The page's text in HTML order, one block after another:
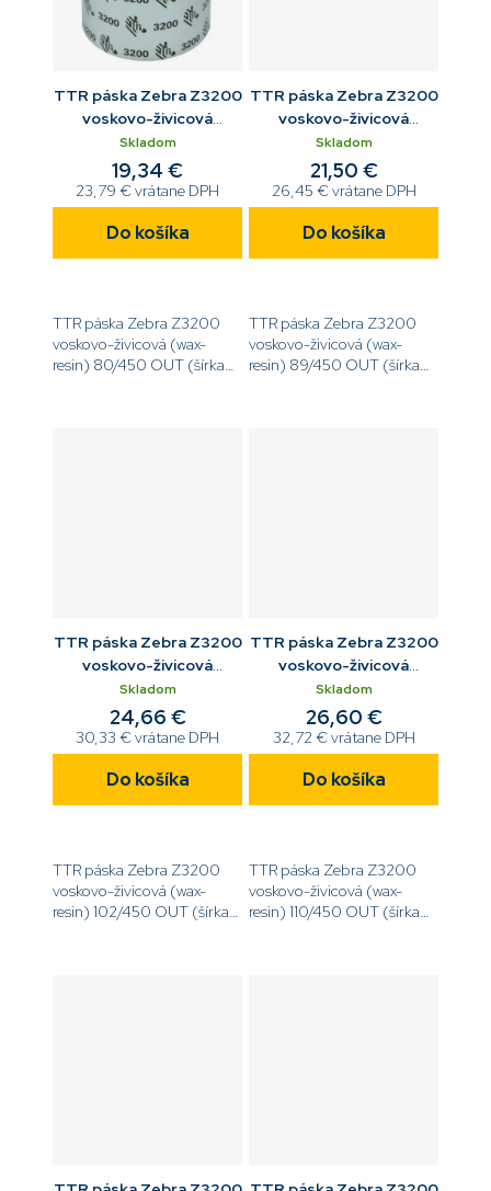
TTR páska Zebra Z3200
voskovo-živicová
80/450 OUT
Skladom
23,79 € vrátane DPH
19,34 €
Do košíka
TTR páska Zebra Z3200
voskovo-živicová (wax-
resin) 80/450 OUT (šírka
TTR páska Zebra Z3200
voskovo-živicová
89/450 OUT
Skladom
26,45 € vrátane DPH
21,50 €
Do košíka
TTR páska Zebra Z3200
voskovo-živicová (wax-
resin) 89/450 OUT (šírka
TTR páska Zebra Z3200
voskovo-živicová
102/450 OUT
Skladom
30,33 € vrátane DPH
24,66 €
Do košíka
TTR páska Zebra Z3200
voskovo-živicová (wax-
resin) 102/450 OUT (šírka
TTR páska Zebra Z3200
voskovo-živicová
110/450 OUT
Skladom
32,72 € vrátane DPH
26,60 €
Do košíka
TTR páska Zebra Z3200
voskovo-živicová (wax-
resin) 110/450 OUT (šírka